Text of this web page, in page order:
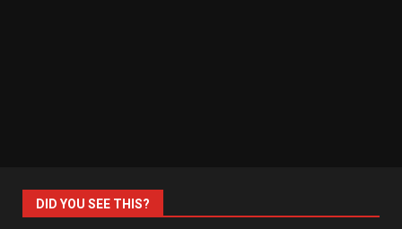
DID YOU SEE THIS?